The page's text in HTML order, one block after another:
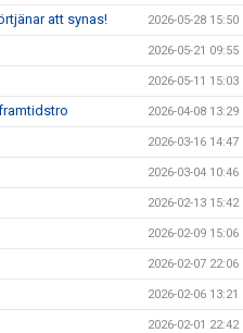
att synas! 2026-05-28 15:50
2026-05-21 09:55
2026-05-11 15:03
2026-04-08 13:29
2026-03-16 14:47
2026-03-04 10:46
2026-02-13 15:42
2026-02-09 15:06
2026-02-07 22:06
2026-02-06 13:21
2026-02-01 22:42